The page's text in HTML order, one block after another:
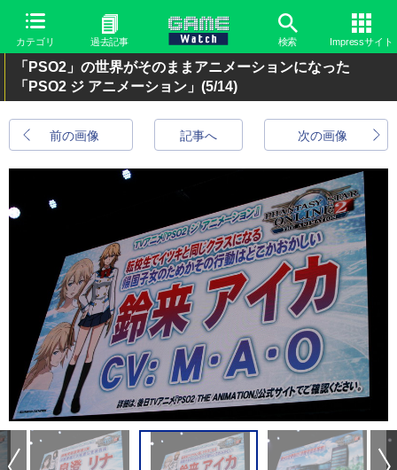
カテゴリ 過去記事 検索 Impressサイト
「PSO2」の世界がそのままアニメーションになった
「PSO2 ジ アニメーション」 (5/14)
前の画像 次の画像
記事へ